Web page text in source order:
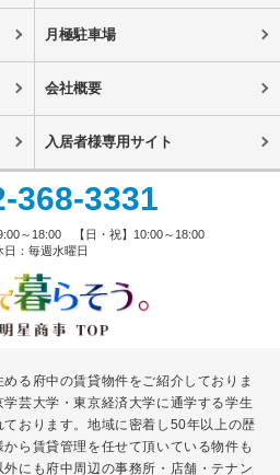
月極駐車場
会社概要
入居者様専用サイト
368-3331
～18:00 【日・祝】10:00～18:00
日：毎週水曜日
る府中の賃貸物件をご紹介しておりま
芸大学・東京経済大学に通学する学生
おります。地域に密着し50年以上の歴
ら賃貸管理を任せて頂いている物件も
にも府中周辺の事務所・店舗・テナン